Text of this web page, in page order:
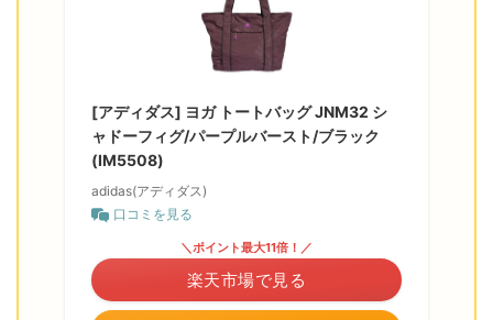
[アディダス] ヨガ トートバッグ JNM32 シ
ャドーフィグ/パープルバースト/ブラック
(IM5508)
adidas(アディダス)
口コミを見る
＼ポイント最大11倍！／
楽天市場で見る